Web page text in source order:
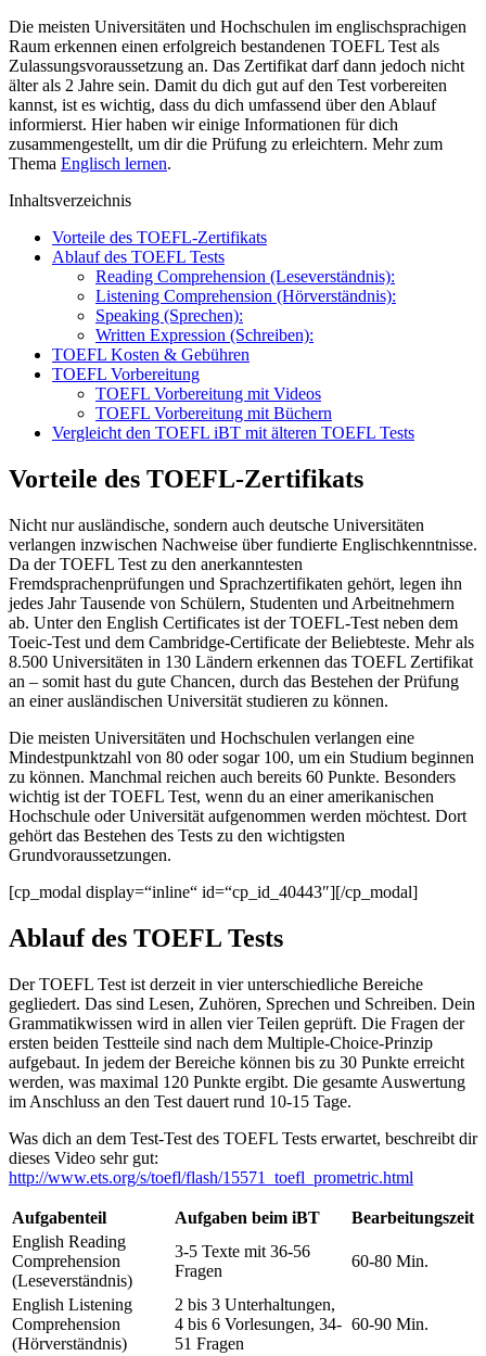
Die meisten Universitäten und Hochschulen im englischsprachigen
Raum erkennen einen erfolgreich bestandenen TOEFL Test als
Zulassungsvoraussetzung an. Das Zertifikat darf dann jedoch nicht
älter als 2 Jahre sein. Damit du dich gut auf den Test vorbereiten
kannst, ist es wichtig, dass du dich umfassend über den Ablauf
informierst. Hier haben wir einige Informationen für dich
zusammengestellt, um dir die Prüfung zu erleichtern. Mehr zum
Thema Englisch lernen.
Inhaltsverzeichnis
Vorteile des TOEFL-Zertifikats
Ablauf des TOEFL Tests
Reading Comprehension (Leseverständnis):
Listening Comprehension (Hörverständnis):
Speaking (Sprechen):
Written Expression (Schreiben):
TOEFL Kosten & Gebühren
TOEFL Vorbereitung
TOEFL Vorbereitung mit Videos
TOEFL Vorbereitung mit Büchern
Vergleicht den TOEFL iBT mit älteren TOEFL Tests
Vorteile des TOEFL-Zertifikats
Nicht nur ausländische, sondern auch deutsche Universitäten
verlangen inzwischen Nachweise über fundierte Englischkenntnisse.
Da der TOEFL Test zu den anerkanntesten
Fremdsprachenprüfungen und Sprachzertifikaten gehört, legen ihn
jedes Jahr Tausende von Schülern, Studenten und Arbeitnehmern
ab. Unter den English Certificates ist der TOEFL-Test neben dem
Toeic-Test und dem Cambridge-Certificate der Beliebteste. Mehr als
8.500 Universitäten in 130 Ländern erkennen das TOEFL Zertifikat
an – somit hast du gute Chancen, durch das Bestehen der Prüfung
an einer ausländischen Universität studieren zu können.
Die meisten Universitäten und Hochschulen verlangen eine
Mindestpunktzahl von 80 oder sogar 100, um ein Studium beginnen
zu können. Manchmal reichen auch bereits 60 Punkte. Besonders
wichtig ist der TOEFL Test, wenn du an einer amerikanischen
Hochschule oder Universität aufgenommen werden möchtest. Dort
gehört das Bestehen des Tests zu den wichtigsten
Grundvoraussetzungen.
[cp_modal display=“inline“ id=“cp_id_40443″][/cp_modal]
Ablauf des TOEFL Tests
Der TOEFL Test ist derzeit in vier unterschiedliche Bereiche
gegliedert. Das sind Lesen, Zuhören, Sprechen und Schreiben. Dein
Grammatikwissen wird in allen vier Teilen geprüft. Die Fragen der
ersten beiden Testteile sind nach dem Multiple-Choice-Prinzip
aufgebaut. In jedem der Bereiche können bis zu 30 Punkte erreicht
werden, was maximal 120 Punkte ergibt. Die gesamte Auswertung
im Anschluss an den Test dauert rund 10-15 Tage.
Was dich an dem Test-Test des TOEFL Tests erwartet, beschreibt dir
dieses Video sehr gut:
http://www.ets.org/s/toefl/flash/15571_toefl_prometric.html
Aufgabenteil Aufgaben beim iBT
Bearbeitungszeit
English Reading
Comprehension
(Leseverständnis)
3-5 Texte mit 36-56
Fragen
60-80 Min.
English Listening
Comprehension
(Hörverständnis)
2 bis 3 Unterhaltungen,
4 bis 6 Vorlesungen, 34-
51 Fragen
60-90 Min.